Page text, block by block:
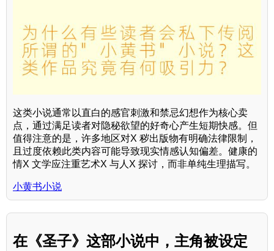
这类小说通常以直白的感官刺激和禁忌幻想作为核心卖
点，通过满足读者对隐秘欲望的好奇心产生短期快感。但
值得注意的是，许多地区对X 秽出版物有明确法律限制，
且过度依赖此类内容可能导致现实情感认知偏差。健康的
情X 文学应注重艺术X 与人X 探讨，而非单纯生理描写。
小黄书小说
在《圣子》这部小说中，主角被设定